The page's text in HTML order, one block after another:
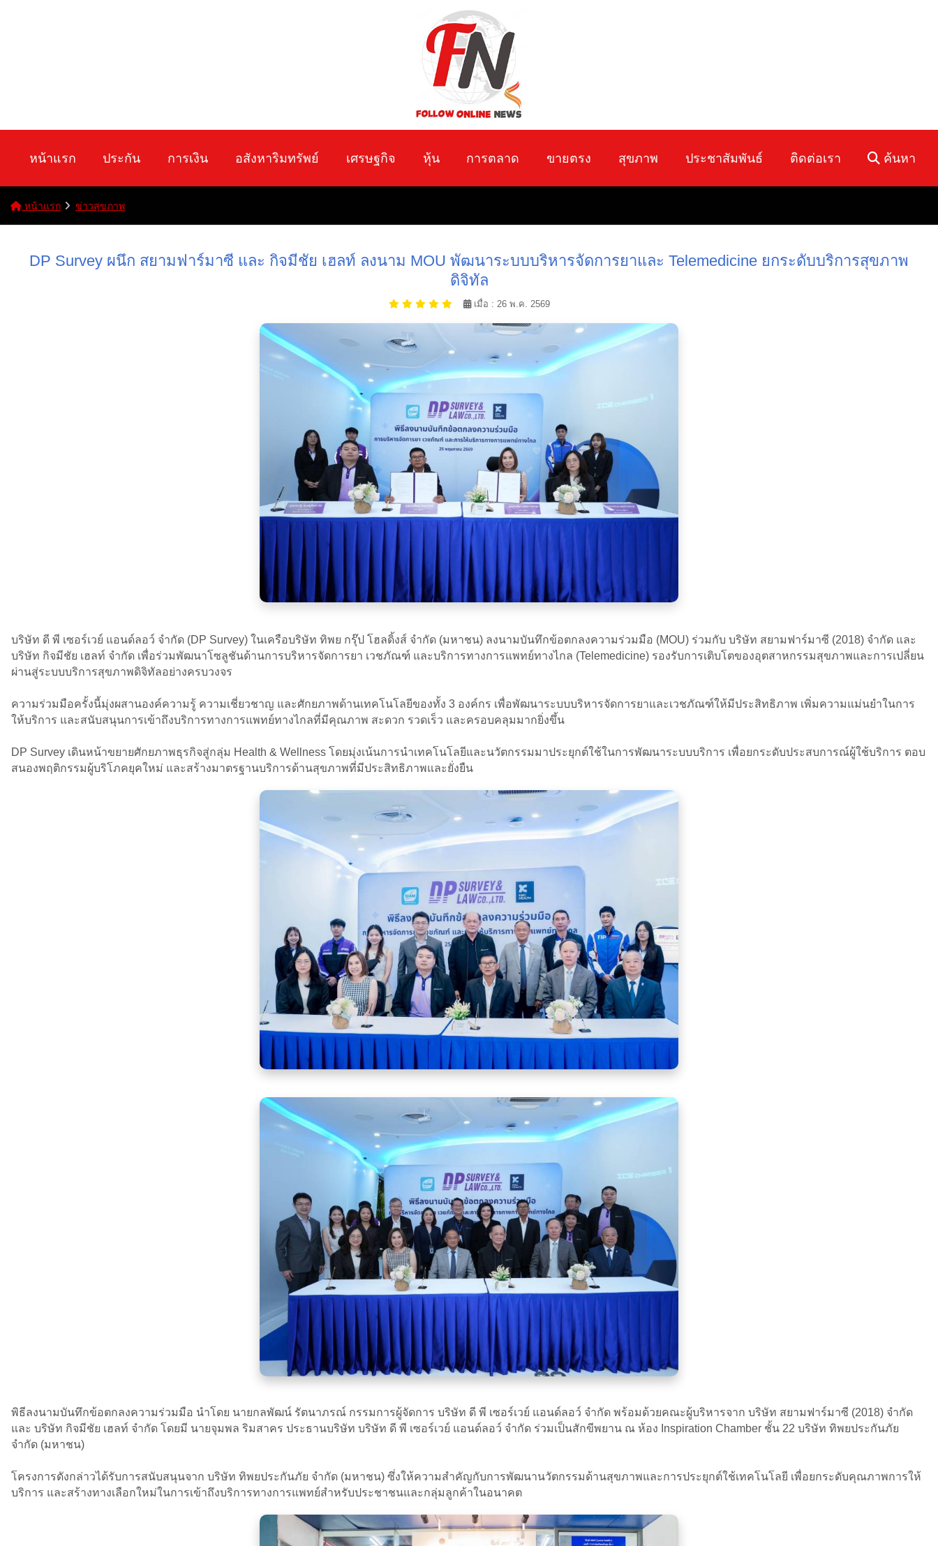
หน้าแรก ประกัน การเงิน อสังหาริมทรัพย์ เศรษฐกิจ หุ้น การตลาด ขายตรง สุขภาพ ประชาสัมพันธ์ ติดต่อเรา ค้นหา
หน้าแรก ข่าวสุขภาพ
DP Survey ผนึก สยามฟาร์มาซี และ กิจมีชัย เฮลท์ ลงนาม MOU พัฒนาระบบบริหารจัดการยาและ Telemedicine ยกระดับบริการสุขภาพ
ดิจิทัล
เมื่อ : 26 พ.ค. 2569
บริษัท ดี พี เซอร์เวย์ แอนด์ลอว์ จำกัด (DP Survey) ในเครือบริษัท ทิพย กรุ๊ป โฮลดิ้งส์ จำกัด (มหาชน) ลงนามบันทึกข้อตกลงความร่วมมือ (MOU) ร่วมกับ บริษัท สยามฟาร์มาซี (2018) จำกัด และ
บริษัท กิจมีชัย เฮลท์ จำกัด เพื่อร่วมพัฒนาโซลูชันด้านการบริหารจัดการยา เวชภัณฑ์ และบริการทางการแพทย์ทางไกล (Telemedicine) รองรับการเติบโตของอุตสาหกรรมสุขภาพและการเปลี่ยน
ผ่านสู่ระบบบริการสุขภาพดิจิทัลอย่างครบวงจร
ความร่วมมือครั้งนี้มุ่งผสานองค์ความรู้ ความเชี่ยวชาญ และศักยภาพด้านเทคโนโลยีของทั้ง 3 องค์กร เพื่อพัฒนาระบบบริหารจัดการยาและเวชภัณฑ์ให้มีประสิทธิภาพ เพิ่มความแม่นยำในการ
ให้บริการ และสนับสนุนการเข้าถึงบริการทางการแพทย์ทางไกลที่มีคุณภาพ สะดวก รวดเร็ว และครอบคลุมมากยิ่งขึ้น
DP Survey เดินหน้าขยายศักยภาพธุรกิจสู่กลุ่ม Health & Wellness โดยมุ่งเน้นการนำเทคโนโลยีและนวัตกรรมมาประยุกต์ใช้ในการพัฒนาระบบบริการ เพื่อยกระดับประสบการณ์ผู้ใช้บริการ ตอบ
สนองพฤติกรรมผู้บริโภคยุคใหม่ และสร้างมาตรฐานบริการด้านสุขภาพที่มีประสิทธิภาพและยั่งยืน
พิธีลงนามบันทึกข้อตกลงความร่วมมือ นำโดย นายกลพัฒน์ รัตนาภรณ์ กรรมการผู้จัดการ บริษัท ดี พี เซอร์เวย์ แอนด์ลอว์ จำกัด พร้อมด้วยคณะผู้บริหารจาก บริษัท สยามฟาร์มาซี (2018) จำกัด
และ บริษัท กิจมีชัย เฮลท์ จำกัด โดยมี นายจุมพล ริมสาคร ประธานบริษัท บริษัท ดี พี เซอร์เวย์ แอนด์ลอว์ จำกัด ร่วมเป็นสักขีพยาน ณ ห้อง Inspiration Chamber ชั้น 22 บริษัท ทิพยประกันภัย
จำกัด (มหาชน)
โครงการดังกล่าวได้รับการสนับสนุนจาก บริษัท ทิพยประกันภัย จำกัด (มหาชน) ซึ่งให้ความสำคัญกับการพัฒนานวัตกรรมด้านสุขภาพและการประยุกต์ใช้เทคโนโลยี เพื่อยกระดับคุณภาพการให้
บริการ และสร้างทางเลือกใหม่ในการเข้าถึงบริการทางการแพทย์สำหรับประชาชนและกลุ่มลูกค้าในอนาคต